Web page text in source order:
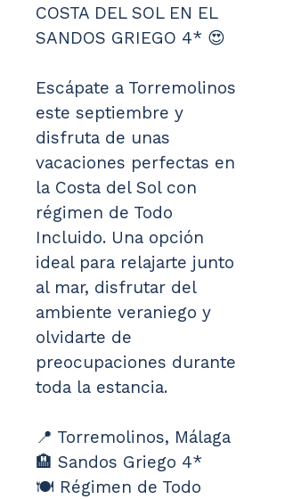
COSTA DEL SOL EN EL
SANDOS GRIEGO 4* 😍
Escápate a Torremolinos
este septiembre y
disfruta de unas
vacaciones perfectas en
la Costa del Sol con
régimen de Todo
Incluido. Una opción
ideal para relajarte junto
al mar, disfrutar del
ambiente veraniego y
olvidarte de
preocupaciones durante
toda la estancia.
📍 Torremolinos, Málaga
🏨 Sandos Griego 4*
🍽️ Régimen de Todo